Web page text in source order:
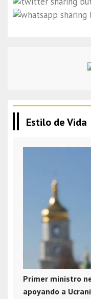
Estilo de Vida
Primer ministro
apoyando a